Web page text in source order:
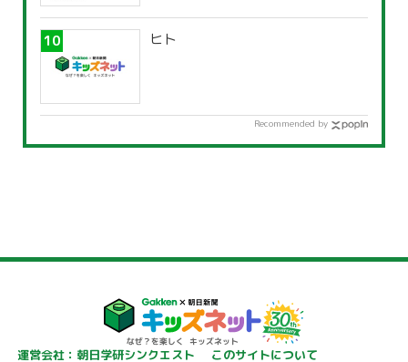
ヒト
Recommended by
運営会社：朝日学研シンクエスト このサイトについて